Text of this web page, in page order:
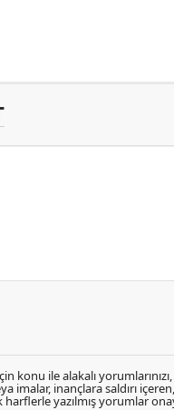
konu ile alakalı
imalar, inançlara saldırı
yazılmış yorumlar